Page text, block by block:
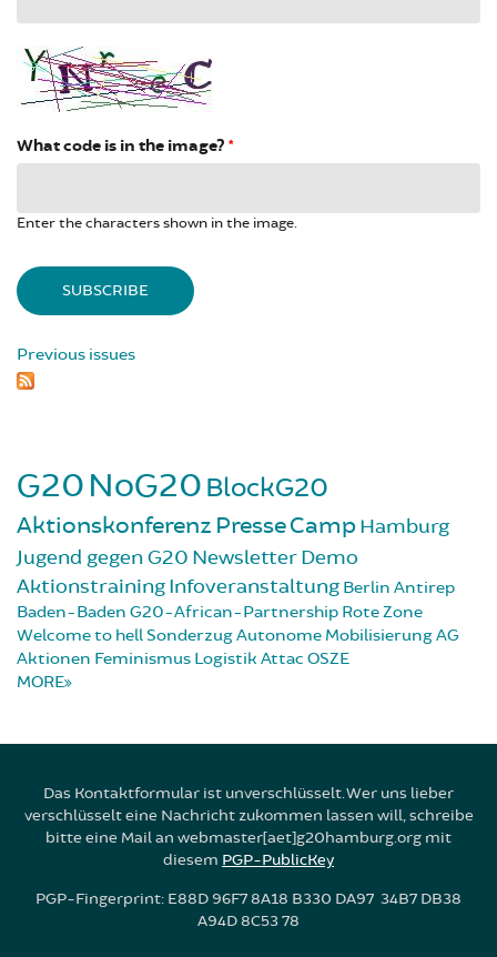
What code is in the image? *
Enter the characters shown in the image.
Previous issues
G20NoG20 BlockG20
Aktionskonferenz PresseCampHamburg
Jugend gegen G20 NewsletterDemo
AktionstrainingInfoveranstaltung Berlin Antirep
Baden-Baden G20-African-Partnership Rote Zone
Welcome to hellSonderzugAutonome MobilisierungAG
Aktionen Feminismus Logistik Attac OSZE
MORE
Das Kontaktformular ist unverschlüsselt. Wer uns lieber
verschlüsselt eine Nachricht zukommen lassen will, schreibe
bitte eine Mail an webmaster[aet]g20hamburg.org mit
diesem PGP-PublicKey
PGP-Fingerprint: E88D 96F7 8A18 B330 DA97 34B7 DB38
A94D 8C53 78